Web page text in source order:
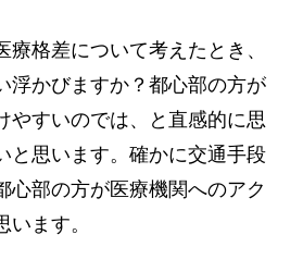
格差について考えたとき、
浮かびますか？都心部の方が
やすいのでは、と直感的に思
と思います。確かに交通手段
心部の方が医療機関へのアク
ます。